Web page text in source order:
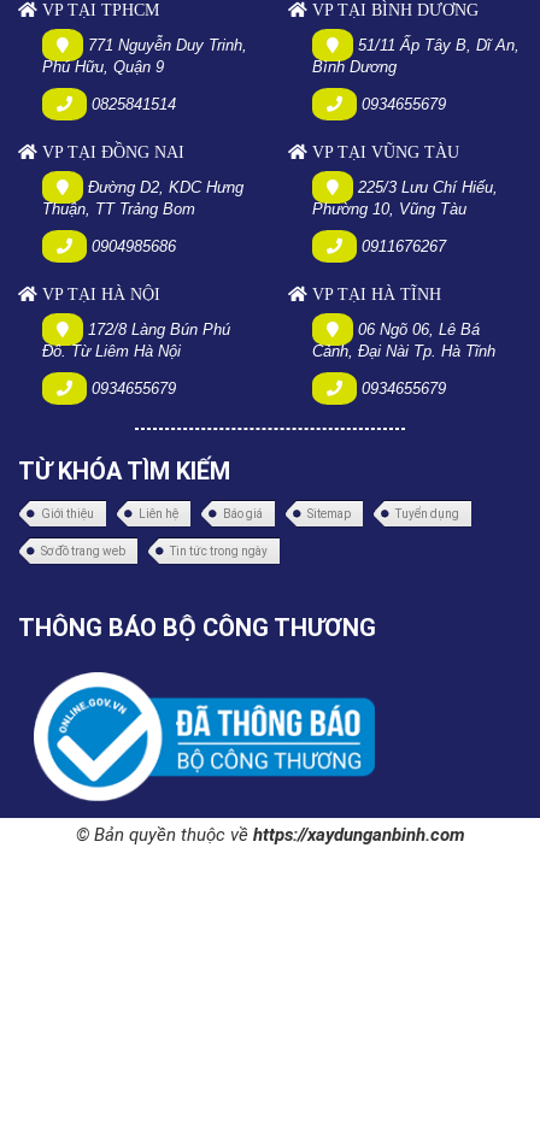
VP TẠI TPHCM
771 Nguyễn Duy Trinh,
Phú Hữu, Quận 9
0825841514
VP TẠI BÌNH DƯƠNG
51/11 Ấp Tây B, Dĩ An,
Bình Dương
0934655679
VP TẠI ĐỒNG NAI
Đường D2, KDC Hưng
Thuận, TT Trảng Bom
0904985686
VP TẠI VŨNG TÀU
225/3 Lưu Chí Hiếu,
Phường 10, Vũng Tàu
0911676267
VP TẠI HÀ NỘI
172/8 Làng Bún Phú
Đô. Từ Liêm Hà Nội
0934655679
VP TẠI HÀ TĨNH
06 Ngõ 06, Lê Bá
Cảnh, Đại Nài Tp. Hà Tĩnh
0934655679
TỪ KHÓA TÌM KIẾM
Giới thiệu Liên hệ Báo giá Sitemap Tuyển dụng
Sơ đồ trang web Tin tức trong ngày
THÔNG BÁO BỘ CÔNG THƯƠNG
© Bản quyền thuộc về https://xaydunganbinh.com